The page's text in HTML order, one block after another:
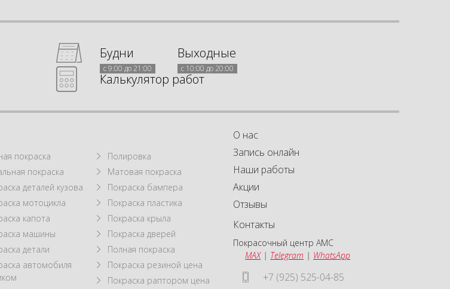
Будни
с 9:00 до 21:00
Выходные
с 10:00 до 20:00
Калькулятор работ
покраска
Полировка
покраска
Матовая покраска
деталей кузова
Покраска бампера
мотоцикла
Покраска пластика
капота
Покраска крыла
машины
Покраска дверей
детали
Полная покраска
автомобиля
Покраска резиной цена
Покраска раптором цена
О нас
Запись онлайн
Наши работы
Акции
Отзывы
Контакты
Покрасочный центр АМС
MAX| Telegram | WhatsApp
+7 (925) 525-04-85